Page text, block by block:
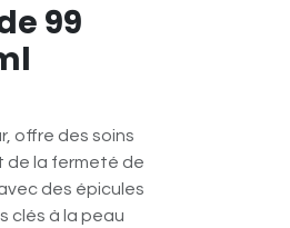
99
offre des soins
de la fermeté de
des épicules
clés à la peau